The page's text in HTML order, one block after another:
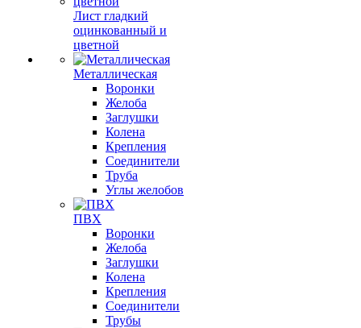
Лист гладкий
оцинкованный и
цветной
Металлическая
Воронки
Желоба
Заглушки
Колена
Крепления
Соединители
Труба
Углы желобов
ПВХ
Воронки
Желоба
Заглушки
Колена
Крепления
Соединители
Трубы